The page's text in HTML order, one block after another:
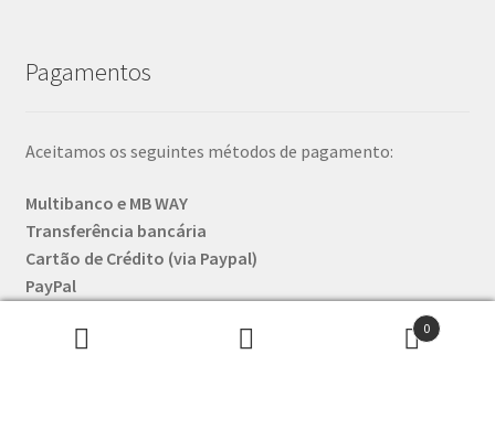
Pagamentos
Aceitamos os seguintes métodos de pagamento:
Multibanco e MB WAY
Transferência bancária
Cartão de Crédito (via Paypal)
PayPal
Pesquisar
Pesquisa
0